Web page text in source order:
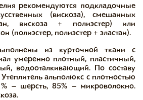
рекомендуются подкладочные
(вискоза), смешанных
вискоза + полиэстер) или
(полиэстер, полиэстер + эластан).
из курточной ткани с
умеренно плотный, пластичный,
водооталкивающий. По составу
альполюкс с плотностью
– шерсть, 85% – микроволокно.